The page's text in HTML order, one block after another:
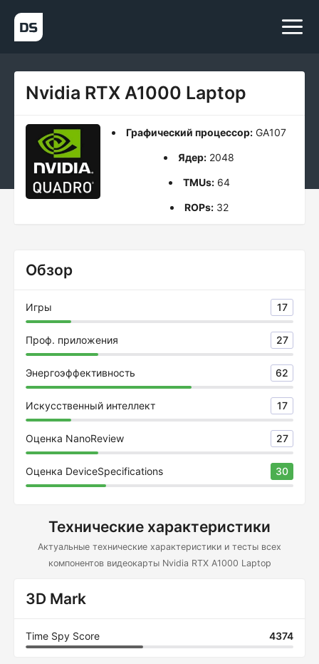
Nvidia RTX A1000 Laptop
Графический процессор: GA107
Ядер: 2048
TMUs:64
ROPs:32
Обзор
Игры 17
Проф. приложения 27
Энергоэффективность 62
Искусственный интеллект 17
Оценка NanoReview 27
Оценка DeviceSpecifications 30
Технические характеристики
Актуальные технические характеристики и тесты всех
компонентов видеокарты Nvidia RTX A1000 Laptop
3D Mark
Time Spy Score 4374